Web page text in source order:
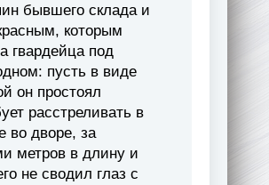
бывшего склада и
которым
гвардейца под
пусть в виде
он простоял
расстреливать в
во дворе, за
метров в длину и
не сводил глаз с